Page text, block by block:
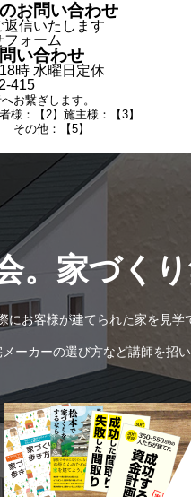
お問い合わせ
返信いたします
フォーム
い合わせ
時 水曜日定休
415
お繋ぎします。
様：【2】施主様：【3】
その他：【5】
。家づく
にお客様が建てられた家を見学
ーカーの選び方など講師を招